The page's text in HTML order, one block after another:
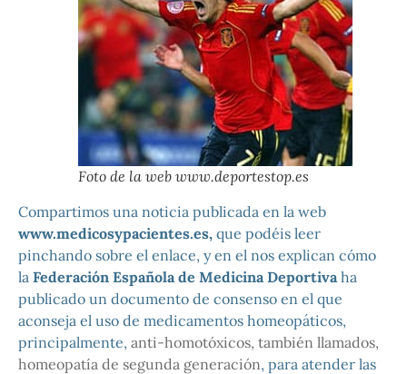
Foto de la web www.deportestop.es
Compartimos una noticia publicada en la web
www.medicosypacientes.es, que podéis leer
pinchando sobre el enlace, y en el nos explican cómo
la Federación Española de Medicina Deportivaha
publicado un documento de consenso en el que
aconseja el uso de medicamentos homeopáticos,
principalmente, anti-homotóxicos, también llamados,
homeopatía de segunda generación, para atender las